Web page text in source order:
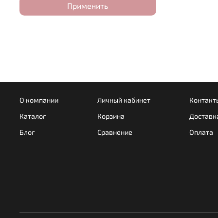
Применить
О компании
Каталог
Блог
Личный кабинет
Корзина
Сравнение
Оплата